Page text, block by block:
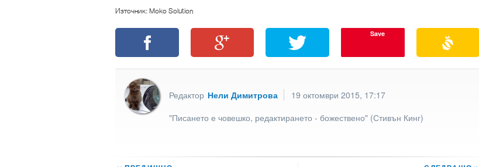
Източник: Moko Solution
Save
Редактор Нели Димитрова
19 октомври 2015, 17:17
"Писането е човешко, редактирането - божествено" (Стивън Кинг)